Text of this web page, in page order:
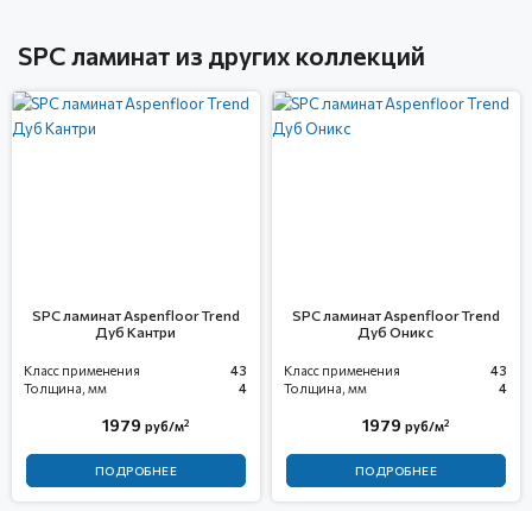
SPC ламинат из других коллекций
SPC ламинат Aspenfloor Trend
Дуб Кантри
Класс применения
43
Толщина, мм
4
1979 руб/м2
ПОДРОБНЕЕ
SPC ламинат Aspenfloor Trend
Дуб Оникс
Класс применения
43
Толщина, мм
4
1979 руб/м2
ПОДРОБНЕЕ